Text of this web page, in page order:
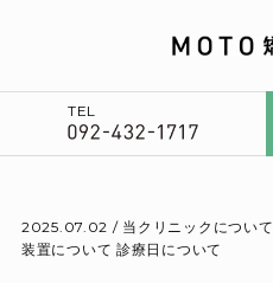
TEL
2025.07.02 / 当クリニックについて
装置について 診療日について